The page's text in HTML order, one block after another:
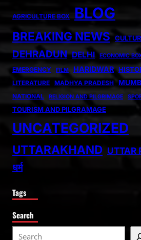
AGRICULTURE BOX BLOG
BREAKING NEWS
DEHRADUN DELHI ECONOMIC
EMERGENCY FILM HARIDWAR
LITERATURE MADHYA PRADESH
NATIONAL RELIGION AND PILGRIMAGE
TOURISM AND PILGRAMAGE
UNCATEGORIZED
UTTARAKHAND UTTAR
धर्म
Tags
Search